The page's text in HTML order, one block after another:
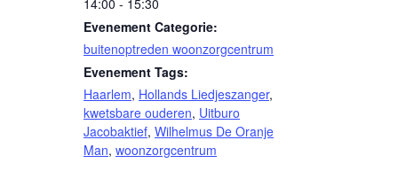
14:00 - 15:30
Evenement Categorie:
buitenoptreden woonzorgcentrum
Evenement Tags:
Haarlem, Hollands Liedjeszanger,
kwetsbare ouderen, Uitburo
Jacobaktief, Wilhelmus De Oranje
Man, woonzorgcentrum